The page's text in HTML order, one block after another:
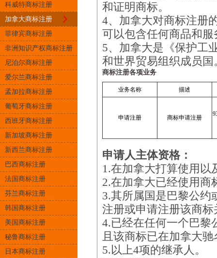
科威特商标注册
加拿大商标注册
菲律宾商标注册
非洲知识产权商标注册
尼泊尔商标注册
爱尔兰商标注册
孟加拉商标注册
葡萄牙商标注册
西班牙商标注册
新加坡商标注册
新西兰商标注册
巴西商标注册
法国商标注册
芬兰商标注册
韩国商标注册
美国商标注册
秘鲁商标注册
日本商标注册
和证明商标。
4、加拿大对商标注册
可以包含任何商品和服
5、加拿大是《保护工
和世界贸易组织成员
商标注册各项业务
业务名称 描述
申请注册 商标申请注册
申请人主体资格：
1.在加拿大打算使用以
2.在加拿大已经使用商
3.其所属国是巴黎公约
注册或申请注册该商
4.已经在任何一个巴黎
且该商标已在加拿大
5.以上4项的继承人。